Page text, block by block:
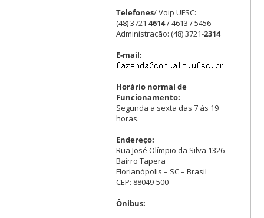
Telefones/ Voip UFSC:
(48) 3721 4614/ 4613 / 5456
Administração: (48) 3721-2314
E-mail:
Horário normal de
Funcionamento:
Segunda a sexta das 7 às 19
horas.
Endereço:
Rua José Olímpio da Silva 1326 –
Bairro Tapera
Florianópolis – SC – Brasil
CEP: 88049-500
Ônibus: